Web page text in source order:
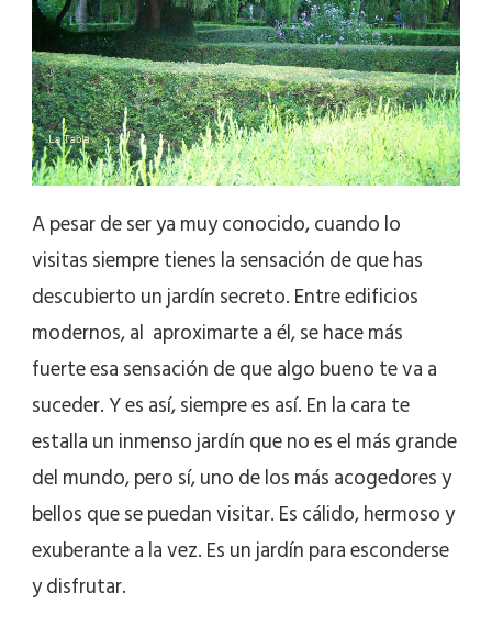
A pesar de ser ya muy conocido, cuando lo
visitas siempre tienes la sensación de que has
descubierto un jardín secreto. Entre edificios
modernos, al aproximarte a él, se hace más
fuerte esa sensación de que algo bueno te va a
suceder. Y es así, siempre es así. En la cara te
estalla un inmenso jardín que no es el más grande
del mundo, pero sí, uno de los más acogedores y
bellos que se puedan visitar. Es cálido, hermoso y
exuberante a la vez. Es un jardín para esconderse
y disfrutar.